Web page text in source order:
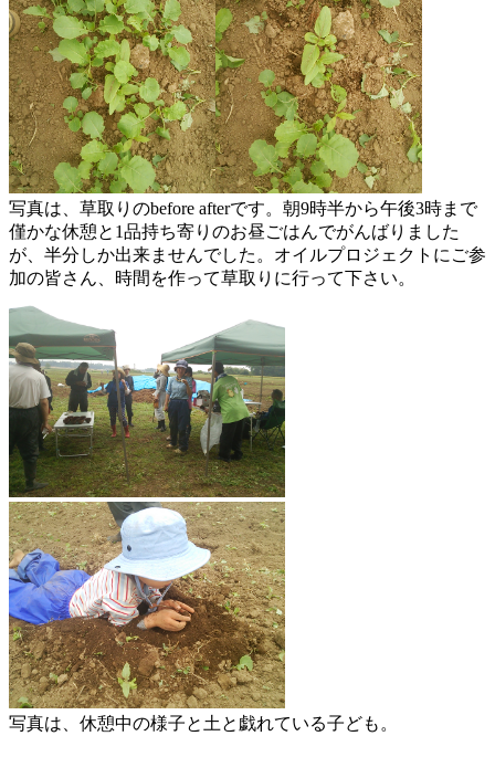
写真は、草取りのbefore afterです。朝9時半から午後3時まで
僅かな休憩と1品持ち寄りのお昼ごはんでがんばりました
が、半分しか出来ませんでした。オイルプロジェクトにご参
加の皆さん、時間を作って草取りに行って下さい。
写真は、休憩中の様子と土と戯れている子ども。